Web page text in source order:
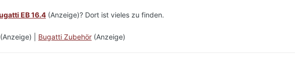
EB 16.4 (Anzeige)? Dort ist vieles zu finden.
(Anzeige) | Bugatti Zubehör (Anzeige)